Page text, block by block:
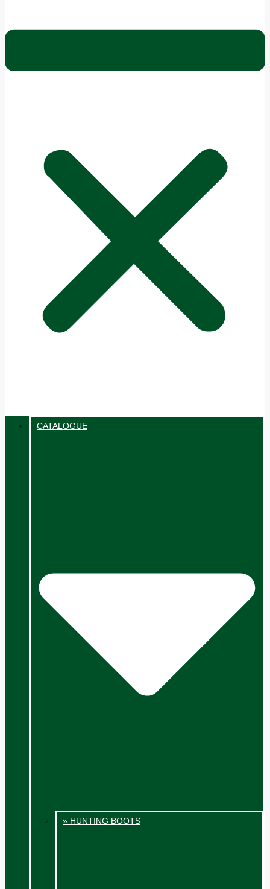
CATALOGUE
» HUNTING BOOTS